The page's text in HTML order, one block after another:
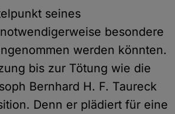
seines
besondere
werden könnten.
bis zur Tötung wie die
Bernhard H. F. Taureck
Denn er plädiert für eine